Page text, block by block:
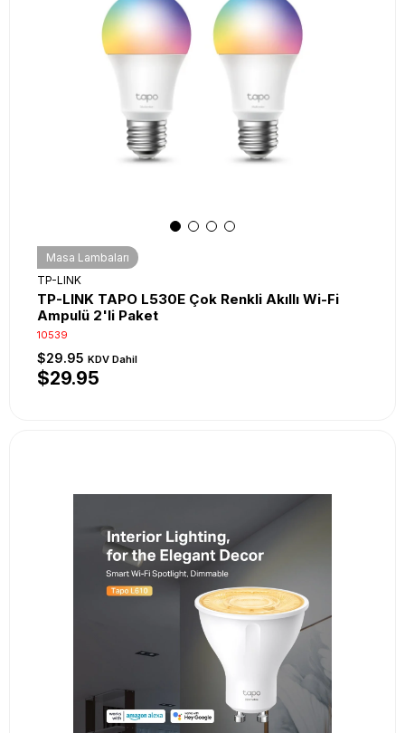
Masa Lambaları
TP-LINK
TP-LINK TAPO L530E Çok Renkli Akıllı Wi-Fi
Ampulü 2'li Paket
10539
$29.95 KDV Dahil
$29.95